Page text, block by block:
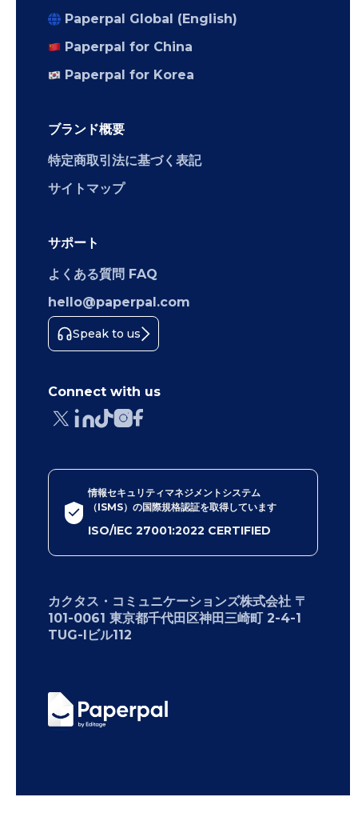
Paperpal Global (English)
Paperpal for China
Paperpal for Korea
ブランド概要
特定商取引法に基づく表記
サイトマップ
サポート
よくある質問 FAQ
hello@paperpal.com
Speak to us
Connect with us
情報セキュリティマネジメントシステム
（ISMS）の国際規格認証を取得しています
ISO/IEC 27001:2022 CERTIFIED
カクタス・コミュニケーションズ株式会社 〒
101-0061 東京都千代田区神田三崎町 2-4-1
TUG-Iビル112